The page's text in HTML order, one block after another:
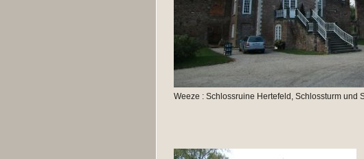
Weeze : Schlossruine Hertefeld, Schlossturm und